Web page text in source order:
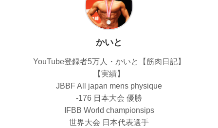
かいと
YouTube登録者5万人・かいと【筋肉日記】
【実績】
JBBF All japan mens physique
-176 日本大会 優勝
IFBB World championsips
世界大会 日本代表選手